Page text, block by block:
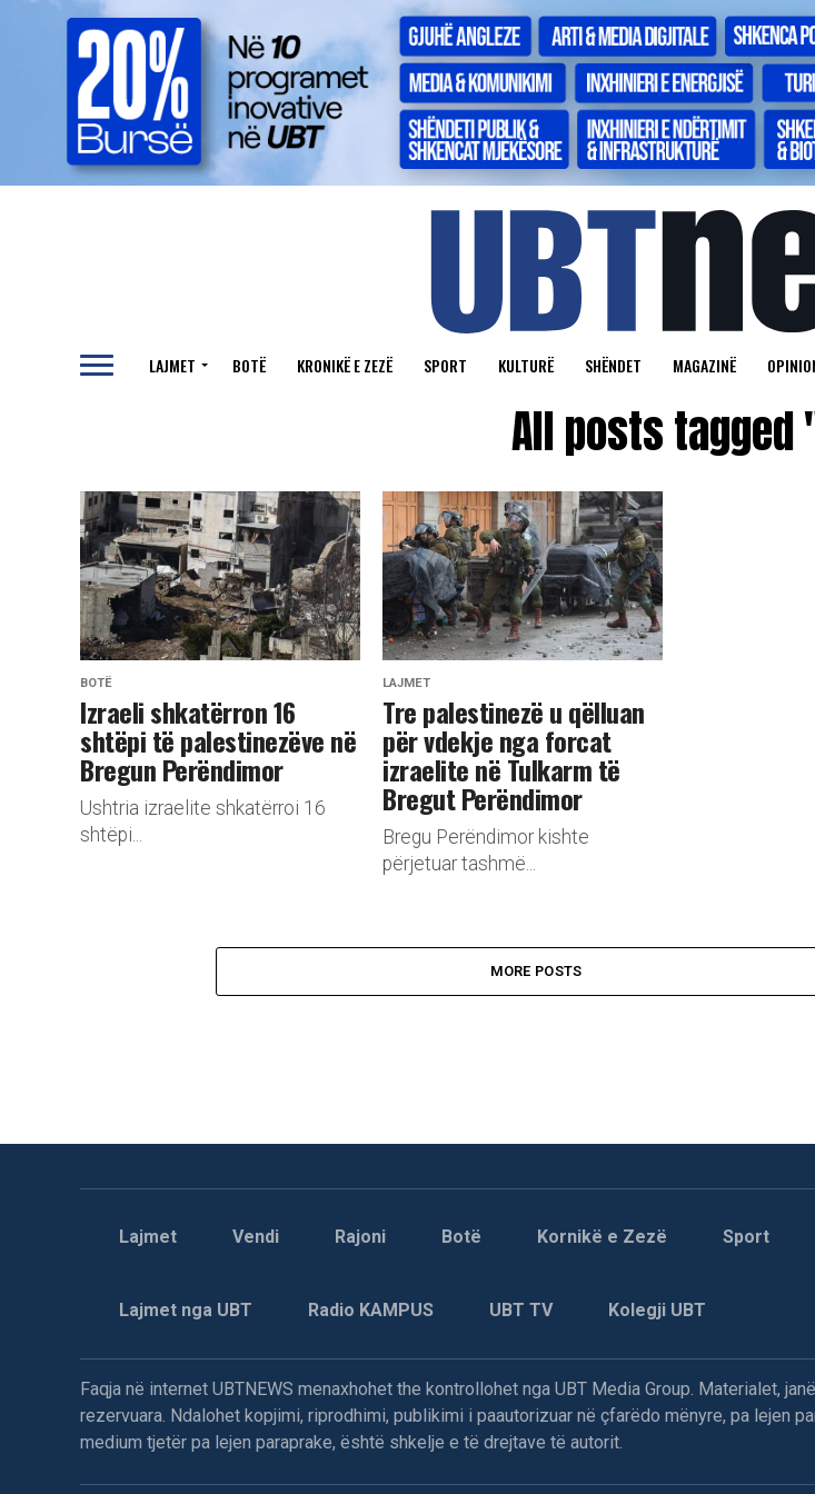
LAJMET BOTË KRONIKË E ZEZË SPORT KULTURË SHËNDET MAGAZINË
All posts
BOTË
Izraeli shkatërron 16
shtëpi të palestinezëve në
Bregun Perëndimor
Ushtria izraelite shkatërroi 16
shtëpi...
LAJMET
Tre palestinezë u qëlluan
për vdekje nga forcat
izraelite në Tulkarm të
Bregut Perëndimor
Bregu Perëndimor kishte
përjetuar tashmë...
MORE POSTS
Lajmet Vendi Rajoni Botë Kornikë e Zezë Sport
Lajmet nga UBT Radio KAMPUS UBT TV Kolegji UBT
Faqja në internet UBTNEWS menaxhohet the kontrollohet nga UBT Media Group. Materialet,
rezervuara. Ndalohet kopjimi, riprodhimi, publikimi i paautorizuar në çfarëdo mënyre, pa lejen
medium tjetër pa lejen paraprake, është shkelje e të drejtave të autorit.